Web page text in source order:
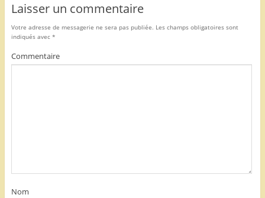
Laisser un commentaire
Votre adresse de messagerie ne sera pas publiée. Les champs obligatoires sont
indiqués avec *
Commentaire
Nom